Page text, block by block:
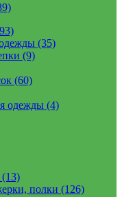
(35)
(9)
(60)
одежды (4)
(13)
полки (126)